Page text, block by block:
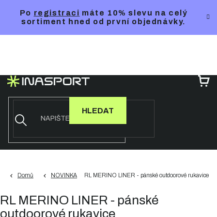
Po registraci máte 10% slevu na celý
sortiment hned od první objednávky.
HLEDAT
Domů NOVINKA RL MERINO LINER - pánské outdoorové rukavice
RL MERINO LINER - pánské
outdoorové rukavice